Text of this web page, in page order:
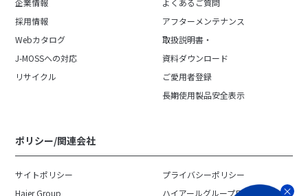
企業情報
採用情報
Webカタログ
J-MOSSへの対応
リサイクル
よくあるご質問
アフターメンテナンス
取扱説明書・
資料ダウンロード
ご愛用者登録
長期使用製品安全表示
ポリシー/関連会社
サイトポリシー
プライバシーポリシー
Haier Group
ハイアールグループ日本地域